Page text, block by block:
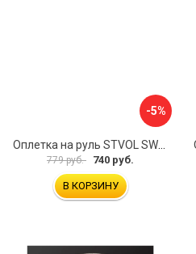
-5%
779 руб. 740 руб.
В КОРЗИНУ